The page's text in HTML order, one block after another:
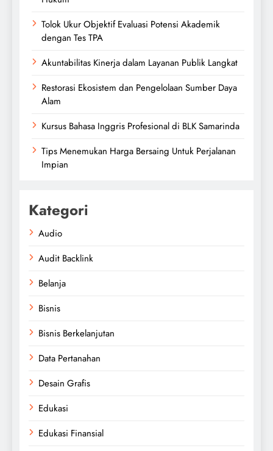
Tolok Ukur Objektif Evaluasi Potensi Akademik
dengan Tes TPA
Akuntabilitas Kinerja dalam Layanan Publik Langkat
Restorasi Ekosistem dan Pengelolaan Sumber Daya
Alam
Kursus Bahasa Inggris Profesional di BLK Samarinda
Tips Menemukan Harga Bersaing Untuk Perjalanan
Impian
Kategori
Audio
Audit Backlink
Belanja
Bisnis
Bisnis Berkelanjutan
Data Pertanahan
Desain Grafis
Edukasi
Edukasi Finansial